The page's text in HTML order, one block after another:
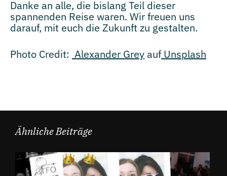
Danke an alle, die bislang Teil dieser
spannenden Reise waren. Wir freuen uns
darauf, mit euch die Zukunft zu gestalten.
Photo Credit: Alexander Grey auf Unsplash
Ähnliche Beiträge